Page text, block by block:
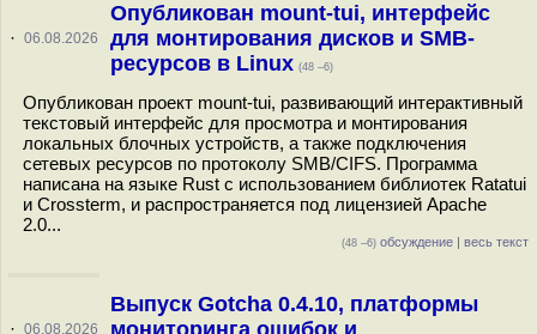
· 06.08.2026
Опубликован mount-tui, интерфейс
для монтирования дисков и SMB-
ресурсов в Linux (48 –6)
Опубликован проект mount-tui, развивающий интерактивный
текстовый интерфейс для просмотра и монтирования
локальных блочных устройств, а также подключения
сетевых ресурсов по протоколу SMB/CIFS. Программа
написана на языке Rust с использованием библиотек Ratatui
и Crossterm, и распространяется под лицензией Apache
2.0...
(48 –6) обсуждение | весь текст
· 06.08.2026
Выпуск Gotcha 0.4.10, платформы
мониторинга ошибок и